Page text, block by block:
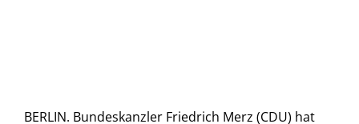
BERLIN. Bundeskanzler Friedrich Merz (CDU) hat